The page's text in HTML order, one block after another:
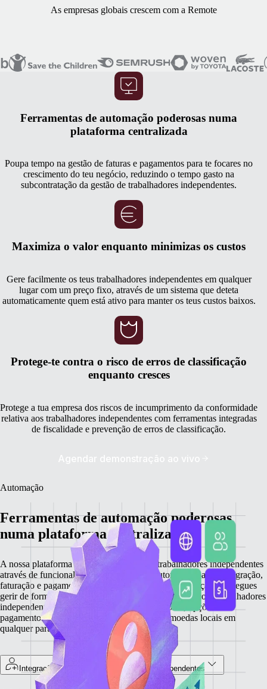
As empresas globais crescem com a Remote
Ferramentas de automação poderosas numa
plataforma centralizada
Poupa tempo na gestão de faturas e pagamentos para te focares no
crescimento do teu negócio, reduzindo o tempo gasto na
subcontratação da gestão de trabalhadores independentes.
Maximiza o valor enquanto minimizas os custos
Gere facilmente os teus trabalhadores independentes em qualquer
lugar com um preço fixo, através de um sistema que deteta
automaticamente quem está ativo para manter os teus custos baixos.
Protege-te contra o risco de erros de classificação
enquanto cresces
Protege a tua empresa dos riscos de incumprimento da conformidade
relativa aos trabalhadores independentes com ferramentas integradas
de fiscalidade e prevenção de erros de classificação.
Agendar demonstração ao vivo
Automação
Ferramentas de automação poderosas
numa plataforma centralizada
A nossa plataforma simplifica a gestão de trabalhadores independentes
através de funcionalidades avançadas de automação para a integração,
faturação e pagamentos globais. Através da centralização, consegues
gerir de forma eficiente todas as tarefas relacionadas com trabalhadores
independentes, garantindo uma integração rápida, opções de
pagamento flexíveis e transações seguras em moedas locais em
qualquer parte do mundo.
Integração inteligente de trabalhadores independentes